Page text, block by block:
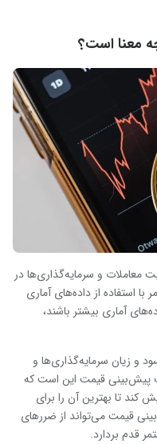
معنا است؟
معاملات و سرمایه‌گذاری‌ها در
استفاده از داده‌های آماری
آماری بیشتر باشند،
و زیان سرمایه‌گذاری‌ها و
پیش‌بینی قیمت این است که
کند تا بهترین آن را برای
قیمت می‌تواند از ضررهای
قدم بردارد.